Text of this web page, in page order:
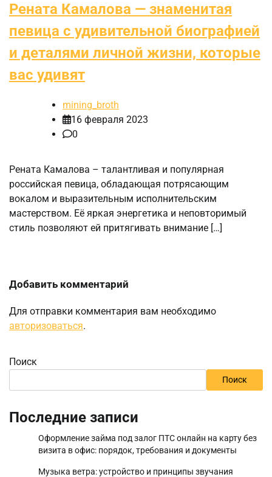
Рената Камалова — знаменитая
певица с удивительной биографией
и деталями личной жизни, которые
вас удивят
mining_broth
16 февраля 2023
0
Рената Камалова – талантливая и популярная
российская певица, обладающая потрясающим
вокалом и выразительным исполнительским
мастерством. Её яркая энергетика и неповторимый
стиль позволяют ей притягивать внимание […]
Добавить комментарий
Для отправки комментария вам необходимо
авторизоваться.
Поиск
Поиск
Последние записи
Оформление займа под залог ПТС онлайн на карту без
визита в офис: порядок, требования и документы
Музыка ветра: устройство и принципы звучания